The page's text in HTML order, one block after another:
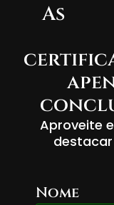
As
Aproveite
Nome